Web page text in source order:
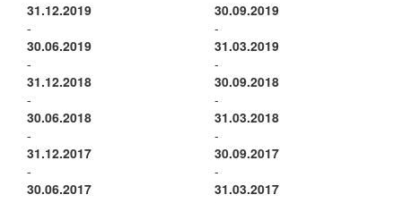
31.12.2019
-
30.09.2019
-
30.06.2019
-
31.03.2019
-
31.12.2018
-
30.09.2018
-
30.06.2018
-
31.03.2018
-
31.12.2017
-
30.09.2017
-
30.06.2017
31.03.2017